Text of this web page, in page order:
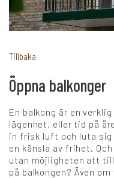
Språk:
SV DK
NL UK
Tillbaka
Öppna balkonger
En balkong är en
lägenhet, eller tid på
in frisk luft och luta sig
en känsla av frihet.
utan möjligheten att
på balkongen? Även